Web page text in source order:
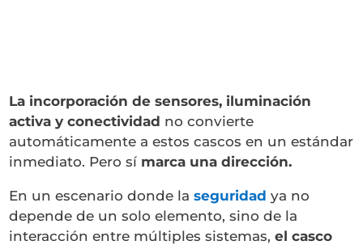
La incorporación de sensores, iluminación
activa y conectividad no convierte
automáticamente a estos cascos en un estándar
inmediato. Pero sí marca una dirección.
En un escenario donde laseguridad ya no
depende de un solo elemento, sino de la
interacción entre múltiples sistemas,el casco